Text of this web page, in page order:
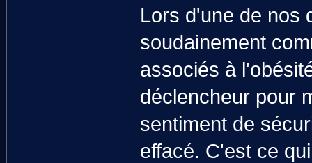
Lors d'une de nos
soudainement
associés à
déclencheur pour
sentiment de
effacé. C'est ce